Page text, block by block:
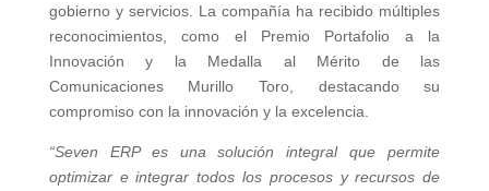
gobierno y servicios. La compañía ha recibido múltiples
reconocimientos, como el Premio Portafolio a la
Innovación y la Medalla al Mérito de las
Comunicaciones Murillo Toro, destacando su
compromiso con la innovación y la excelencia.
“Seven ERP es una solución integral que permite
optimizar e integrar todos los procesos y recursos de